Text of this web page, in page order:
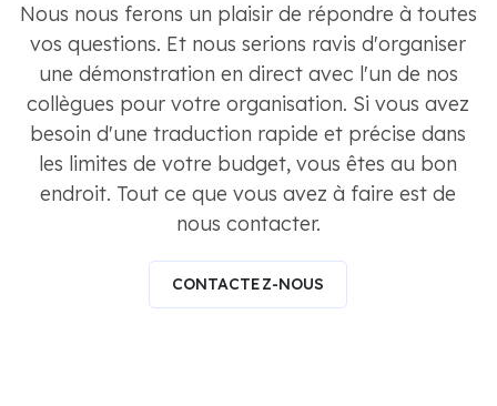
Nous nous ferons un plaisir de répondre à toutes
vos questions. Et nous serions ravis d'organiser
une démonstration en direct avec l'un de nos
collègues pour votre organisation. Si vous avez
besoin d'une traduction rapide et précise dans
les limites de votre budget, vous êtes au bon
endroit. Tout ce que vous avez à faire est de
nous contacter.
CONTACTEZ-NOUS